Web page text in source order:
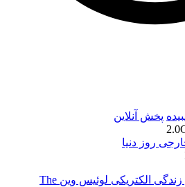
پخش آنلاین
روز دنیا